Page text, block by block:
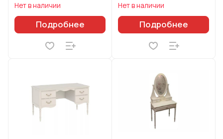
Нет в наличии
Подробнее
Нет в наличии
Подробнее